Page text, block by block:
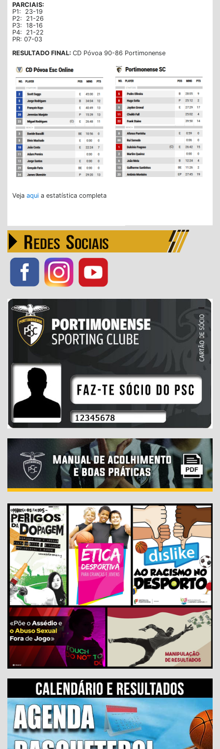
PARCIAIS:
P1: 23-19
P2: 21-26
P3: 18-16
P4: 21-22
PR: 07-03
RESULTADO FINAL: CD Póvoa 90-86 Portimonense
Veja aqui a estatística completa